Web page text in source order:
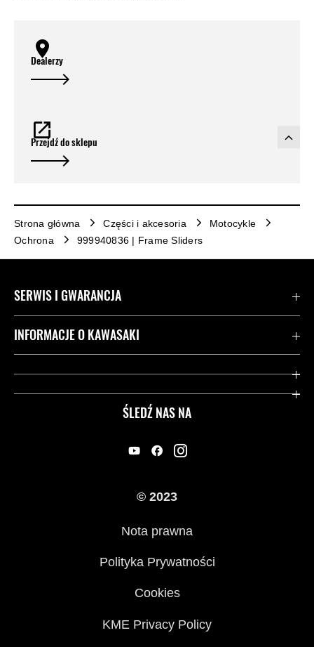
Dealerzy
Przejdź do sklepu
Strona główna Części i akcesoria
Motocykle
Ochrona
999940836 | Frame Sliders
ŚLEDŹ NAS NA
SERWIS I GWARANCJA
Kontakt
Przydatne strony
INFORMACJE O KAWASAKI
Dziedzictwo Kawasaki
© 2023
Nota prawna
Polityka Prywatności
Cookies
KME Privacy Policy